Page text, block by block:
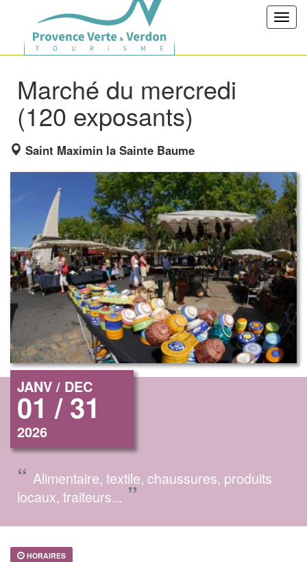
Marché du mercredi
(120 exposants)
Saint Maximin la Sainte Baume
JANV / DEC
01 / 31
2026
“ Alimentaire, textile, chaussures, produits
locaux, traiteurs... ”
HORAIRES